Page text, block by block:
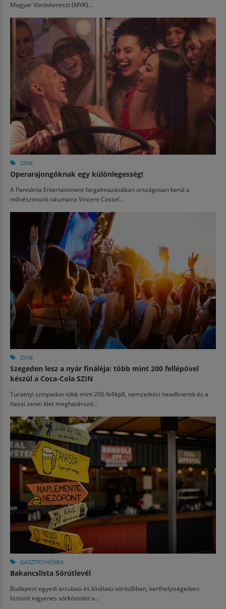
Magyar Vöröskereszt (MVK)...
ZENE
Operarajongóknak egy különlegesség!
A Pannónia Entertainment forgalmazásában országosan kerül a
művészmozik vásznaira Vincent Cassel...
ZENE
Szegeden lesz a nyár fináléja: több mint 200 fellépővel
készül a Coca-Cola SZIN
Tucatnyi színpadon több mint 200 fellépő, nemzetközi headlinerek és a
hazai zenei élet meghatározó...
GASZTRONÓMIA
Bakancslista Sörútlevél
Budapest egyedi arculatú és kínálatú sörözőiben, kerthelyiségeiben
biztosít ingyenes sörkóstolót a...